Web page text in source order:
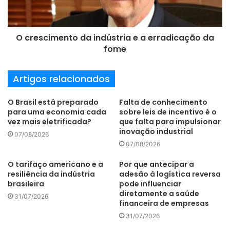
desconhecidos, mas que possivelmente estão por vir. O
modelo de manufatura tradicional, com empresas
operando com sistemas computadorizados de décadas
passadas e pouca análise de dados, se tornou
riscos para as operações.
dados, ter os registros e análises sempre à mão, em uma
plataforma que entregue assertividade e visibilidade às
análises, tem se mostrado uma característica
imprescindível para que as companhias tenham condições
de compreender as mudanças e contextos ao redor de
suas cadeias de suprimento e de produção. Em outras
palavras, a digitalização é um ingrediente-chave para que
as empresas possam se antecipar à dinâmica de constante
transformação dos negócios, seja em termos de
O crescimento da indústria e a erradicação da
fome
Artigos relacionados
O Brasil está preparado
para uma economia cada
vez mais eletrificada?
07/08/2026
Falta de conhecimento
sobre leis de incentivo é o
que falta para impulsionar
inovação industrial
07/08/2026
O tarifaço americano e a
resiliência da indústria
brasileira
31/07/2026
Por que antecipar a
adesão à logística reversa
pode influenciar
diretamente a saúde
financeira de empresas
31/07/2026